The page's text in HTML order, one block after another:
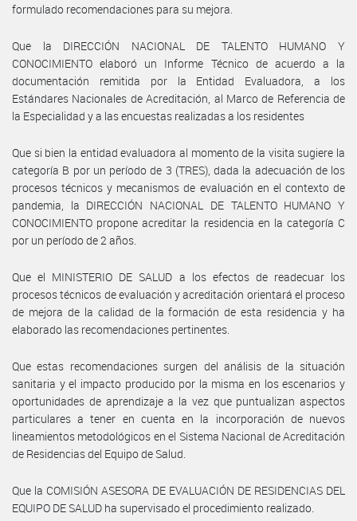
formulado recomendaciones para su mejora.
Que la DIRECCIÓN NACIONAL DE TALENTO HUMANO Y
CONOCIMIENTO elaboró un Informe Técnico de acuerdo a la
documentación remitida por la Entidad Evaluadora, a los
Estándares Nacionales de Acreditación, al Marco de Referencia de
la Especialidad y a las encuestas realizadas a los residentes
Que si bien la entidad evaluadora al momento de la visita sugiere la
categoría B por un período de 3 (TRES), dada la adecuación de los
procesos técnicos y mecanismos de evaluación en el contexto de
pandemia, la DIRECCIÓN NACIONAL DE TALENTO HUMANO Y
CONOCIMIENTO propone acreditar la residencia en la categoría C
por un período de 2 años.
Que el MINISTERIO DE SALUD a los efectos de readecuar los
procesos técnicos de evaluación y acreditación orientará el proceso
de mejora de la calidad de la formación de esta residencia y ha
elaborado las recomendaciones pertinentes.
Que estas recomendaciones surgen del análisis de la situación
sanitaria y el impacto producido por la misma en los escenarios y
oportunidades de aprendizaje a la vez que puntualizan aspectos
particulares a tener en cuenta en la incorporación de nuevos
lineamientos metodológicos en el Sistema Nacional de Acreditación
de Residencias del Equipo de Salud.
Que la COMISIÓN ASESORA DE EVALUACIÓN DE RESIDENCIAS DEL
EQUIPO DE SALUD ha supervisado el procedimiento realizado.